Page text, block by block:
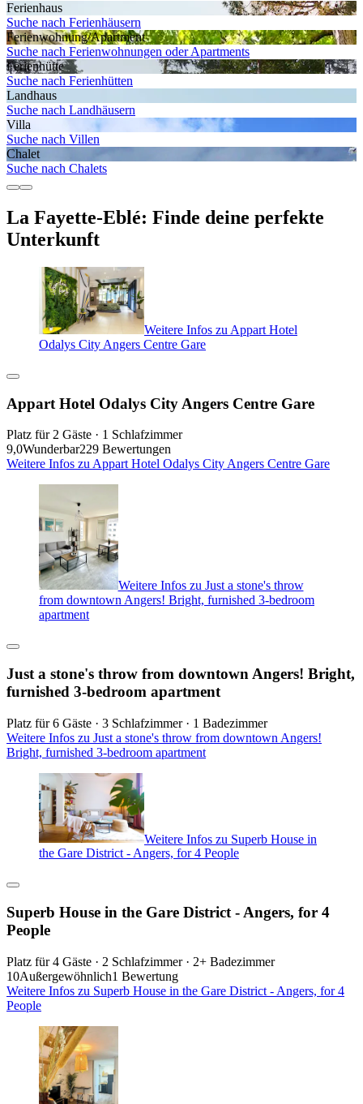
Ferienhaus
Suche nach Ferienhäusern
Ferienwohnung/Apartment
Suche nach Ferienwohnungen oder Apartments
Ferienhütte
Suche nach Ferienhütten
Landhaus
Suche nach Landhäusern
Villa
Suche nach Villen
Chalet
Suche nach Chalets
La Fayette-Eblé: Finde deine perfekte
Unterkunft
Weitere Infos zu Appart Hotel
Odalys City Angers Centre Gare
Appart Hotel Odalys City Angers Centre Gare
Platz für 2 Gäste · 1 Schlafzimmer
9,0Wunderbar229 Bewertungen
Weitere Infos zu Appart Hotel Odalys City Angers Centre Gare
Weitere Infos zu Just a stone's throw
from downtown Angers! Bright, furnished 3-bedroom
apartment
Just a stone's throw from downtown Angers! Bright,
furnished 3-bedroom apartment
Platz für 6 Gäste · 3 Schlafzimmer · 1 Badezimmer
Weitere Infos zu Just a stone's throw from downtown Angers!
Bright, furnished 3-bedroom apartment
Weitere Infos zu Superb House in
the Gare District - Angers, for 4 People
Superb House in the Gare District - Angers, for 4
People
Platz für 4 Gäste · 2 Schlafzimmer · 2+ Badezimmer
10Außergewöhnlich1 Bewertung
Weitere Infos zu Superb House in the Gare District - Angers, for 4
People